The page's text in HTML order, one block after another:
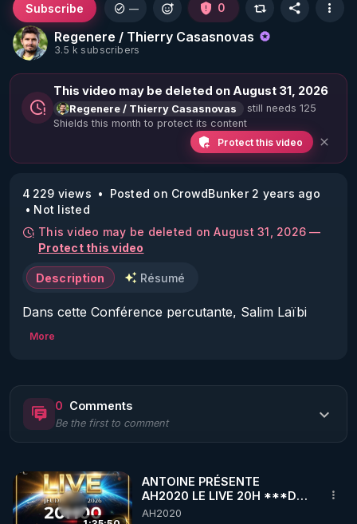
Regenere / Thierry Casasnovas
3.5 k subscribers
Subscribe — 0
This video may be deleted on August 31, 2026
Regenere / Thierry Casasnovas
still needs 125
Shields this month to protect its content
Protect this video
4 229 views
Posted on CrowdBunker 2 years ago
Not listed
This video may be deleted on August 31, 2026 —
Protect this video
Description Résumé
Dans cette Conférence percutante, Salim Laïbi
nous offre un constat sans complaisance de la
démontre pourquoi la solution ne viendra pas de
ce système en place. Salim ne se contente pas de
critiquer, il propose également des pistes concrètes
pour envisager un avenir différent. Une réflexion
alternatives et souhaitent comprendre les enjeux
de notre époque.
More
0 Comments
Be the first to comment
ANTOINE PRÉSENTE
AH2020 LE LIVE 20H ***DU
06/08/2026***
AH2020